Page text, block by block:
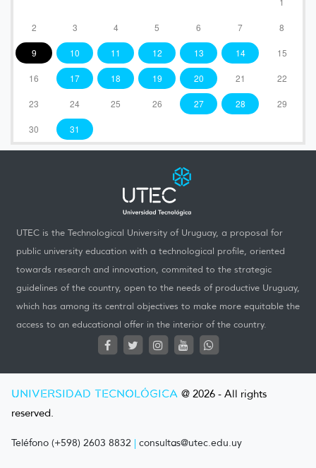
2 3 4 5 6 7 8
9 10 11 12 13 14 15
16 17 18 19 20 21 22
23 24 25 26 27 28 29
30 31
UTEC is the Technological University of Uruguay, a proposal for
public university education with a technological profile, oriented
towards research and innovation, commited to the strategic
guidelines of the country, open to the needs of productive Uruguay,
which has among its central objectives to make more equitable the
access to an educational offer in the interior of the country.
UNIVERSIDAD TECNOLÓGICA @ 2026 - All rights
reserved.
Teléfono (+598) 2603 8832 | consultas@utec.edu.uy